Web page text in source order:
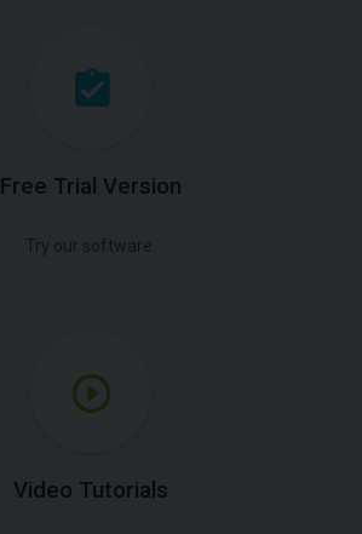
Free Trial Version
Try our software.
Video Tutorials